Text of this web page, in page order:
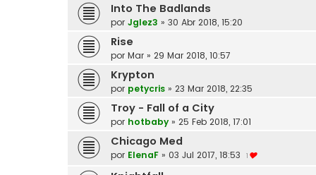
Into The Badlands
por Jglez3 » 30 Abr 2018, 15:20
Rise
por Mar » 29 Mar 2018, 10:57
Krypton
por petycris » 23 Mar 2018, 22:35
Troy - Fall of a City
por hotbaby » 25 Feb 2018, 17:01
Chicago Med
por ElenaF » 03 Jul 2017, 18:53 1